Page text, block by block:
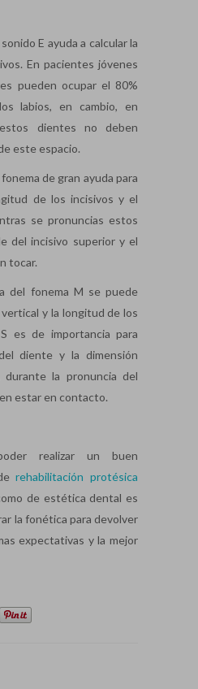
E ayuda a calcular la
En pacientes jóvenes
pueden ocupar el 80%
labios, en cambio, en
dientes no deben
este espacio.
de gran ayuda para
de los incisivos y el
se pronuncias estos
del incisivo superior y el
tocar.
del fonema M se puede
y la longitud de los
es de importancia para
diente y la dimensión
la pronuncia del
estar en contacto.
realizar un buen
rehabilitación protésica
de estética dental es
la fonética para devolver
expectativas y la mejor